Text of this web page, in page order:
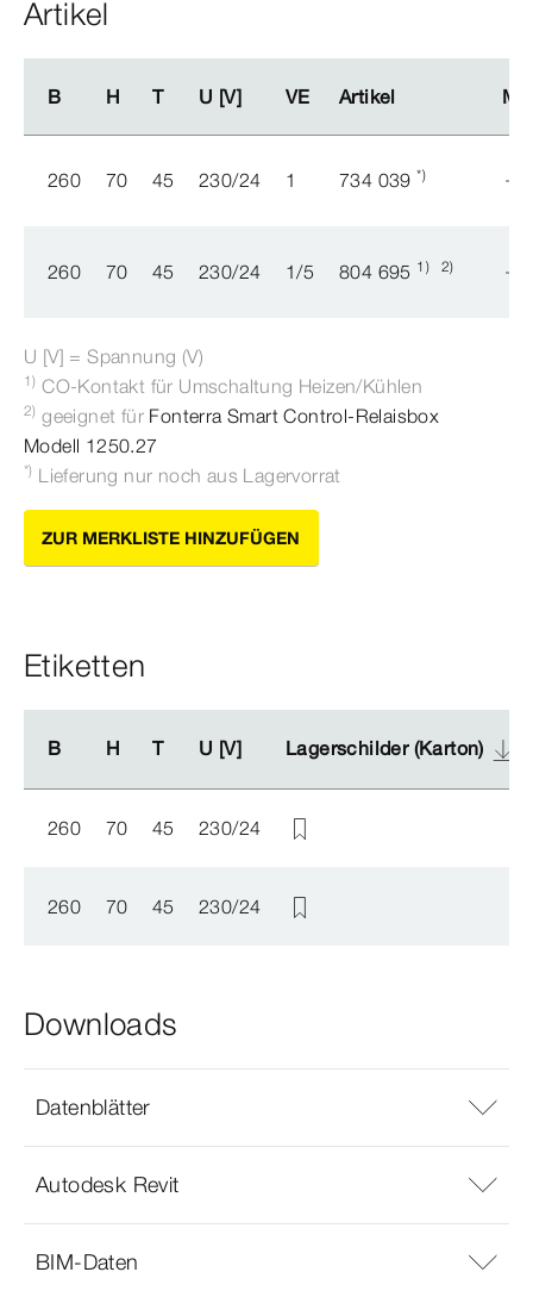
Artikel
B H T U [V] VE Artikel
B H T U [V] VE Artikel
260 70 45 230/24 1 734 039 *)
260 70 45 230/24 1/5 804 695 1) 2)
U [V] = Spannung (V)
1) CO-​Kontakt für Umschaltung Heizen/Kühlen
2) geeignet für Fonterra Smart Control-Relaisbox
Modell 1250.27
*) Lieferung nur noch aus Lagervorrat
ZUR MERKLISTE HINZUFÜGEN
Etiketten
B H T U [V] Lagerschilder (Karton)
B H T U [V] Lagerschilder (Karton)
260 70 45 230/24
260 70 45 230/24
Downloads
Datenblätter
Autodesk Revit
BIM-Daten